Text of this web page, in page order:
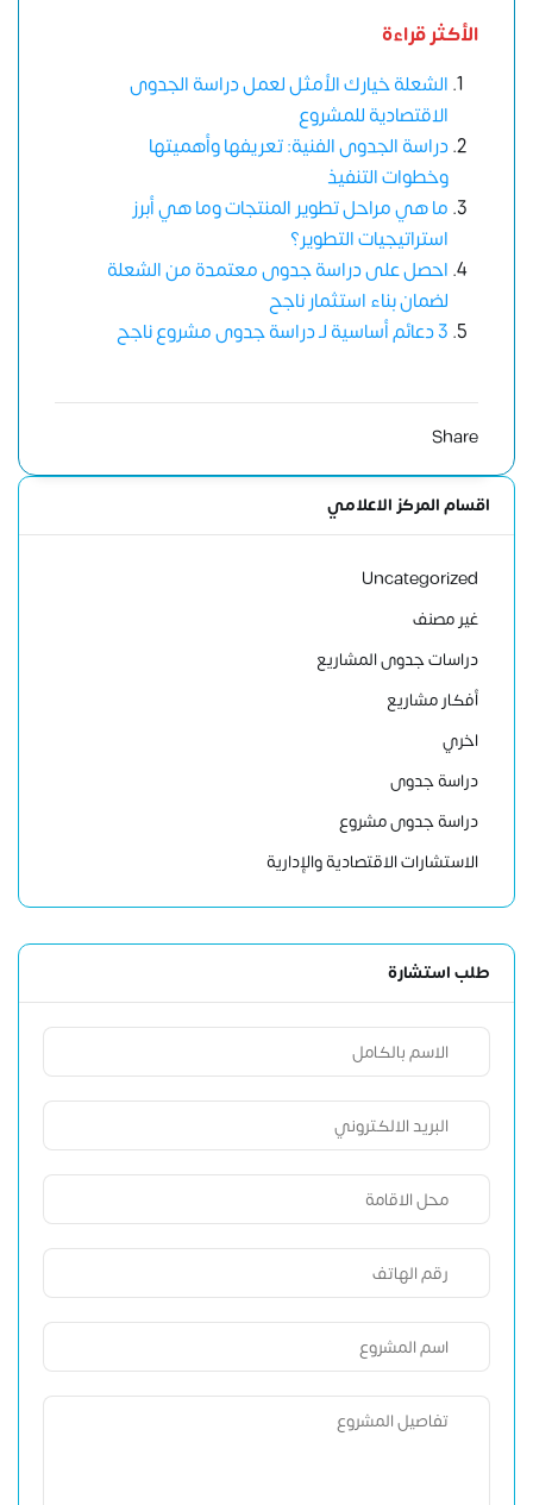
الأكثر قراءة
الشعلة خيارك الأمثل لعمل دراسة الجدوى
الاقتصادية للمشروع
دراسة الجدوى الفنية: تعريفها وأهميتها
وخطوات التنفيذ
ما هي مراحل تطوير المنتجات وما هي أبرز
استراتيجيات التطوير؟
احصل على دراسة جدوى معتمدة من الشعلة
لضمان بناء استثمار ناجح
3 دعائم أساسية لـ دراسة جدوى مشروع ناجح
Share
اقسام المركز الاعلامي
Uncategorized
غير مصنف
دراسات جدوى المشاريع
أفكار مشاريع
اخري
دراسة جدوى
دراسة جدوى مشروع
الاستشارات الاقتصادية والإدارية
طلب استشارة